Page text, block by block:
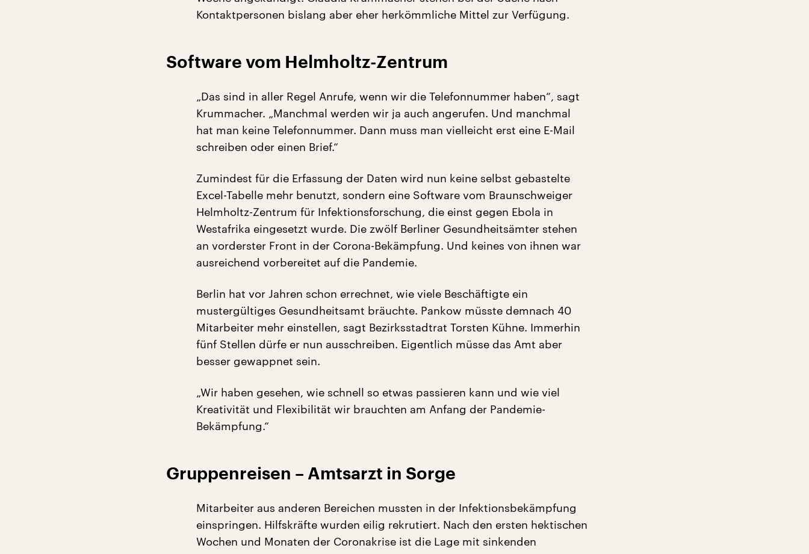
Kontaktpersonen bislang aber eher herkömmliche Mittel zur Verfügung.
Software vom Helmholtz-Zentrum
„Das sind in aller Regel Anrufe, wenn wir die Telefonnummer haben“, sagt
Krummacher. „Manchmal werden wir ja auch angerufen. Und manchmal
hat man keine Telefonnummer. Dann muss man vielleicht erst eine E-Mail
schreiben oder einen Brief.“
Zumindest für die Erfassung der Daten wird nun keine selbst gebastelte
Excel-Tabelle mehr benutzt, sondern eine Software vom Braunschweiger
Helmholtz-Zentrum für Infektionsforschung, die einst gegen Ebola in
Westafrika eingesetzt wurde. Die zwölf Berliner Gesundheitsämter stehen
an vorderster Front in der Corona-Bekämpfung. Und keines von ihnen war
ausreichend vorbereitet auf die Pandemie.
Berlin hat vor Jahren schon errechnet, wie viele Beschäftigte ein
mustergültiges Gesundheitsamt bräuchte. Pankow müsste demnach 40
Mitarbeiter mehr einstellen, sagt Bezirksstadtrat Torsten Kühne. Immerhin
fünf Stellen dürfe er nun ausschreiben. Eigentlich müsse das Amt aber
besser gewappnet sein.
„Wir haben gesehen, wie schnell so etwas passieren kann und wie viel
Kreativität und Flexibilität wir brauchten am Anfang der Pandemie-
Bekämpfung.“
Gruppenreisen – Amtsarzt in Sorge
Mitarbeiter aus anderen Bereichen mussten in der Infektionsbekämpfung
einspringen. Hilfskräfte wurden eilig rekrutiert. Nach den ersten hektischen
Wochen und Monaten der Coronakrise ist die Lage mit sinkenden